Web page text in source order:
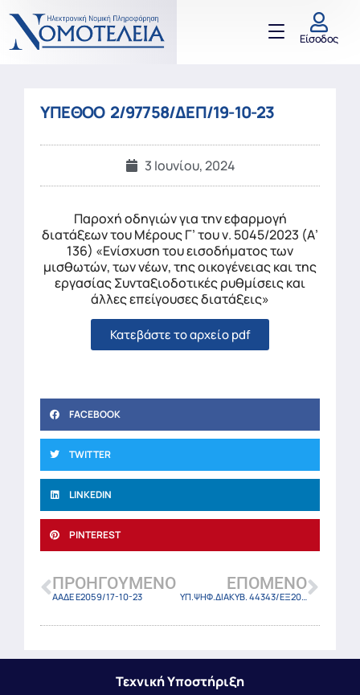
Είσοδος
ΥΠΕΘΟΟ 2/97758/ΔΕΠ/19-10-23
3 Ιουνίου, 2024
Παροχή οδηγιών για την εφαρμογή
διατάξεων του Μέρους Γ’ του ν. 5045/2023 (Α’
136) «Ενίσχυση του εισοδήματος των
μισθωτών, των νέων, της οικογένειας και της
εργασίας Συνταξιοδοτικές ρυθμίσεις και
άλλες επείγουσες διατάξεις»
Κατεβάστε το αρχείο pdf
FACEBOOK
TWITTER
LINKEDIN
PINTEREST
ΠΡΟΗΓΟΎΜΕΝΟ
ΑΑΔΕ Ε2059/17-10-23
ΕΠΌΜΕΝΟ
ΥΠ.ΨΗΦ.ΔΙΑΚΥΒ. 44343/ΕΞ2023/23 (ΦΕΚ 6068 Β/19-10-2023)
Τεχνική Υποστήριξη